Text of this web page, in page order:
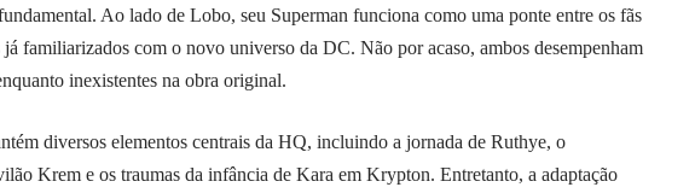
Ao lado de Lobo, seu Superman funciona como uma ponte entre os fãs
já familiarizados com o novo universo da DC. Não por acaso, ambos desempenham
inexistentes na obra original.
diversos elementos centrais da HQ, incluindo a jornada de Ruthye, o
Krem e os traumas da infância de Kara em Krypton. Entretanto, a adaptação